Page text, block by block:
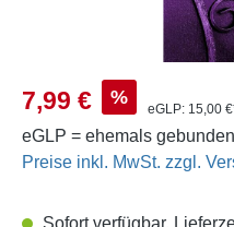
Verkaufspreis:
7,99 € %
eGLP: 15,00
eGLP = ehemals
Preise inkl. MwSt. zzgl.
Sofort verfügbar,